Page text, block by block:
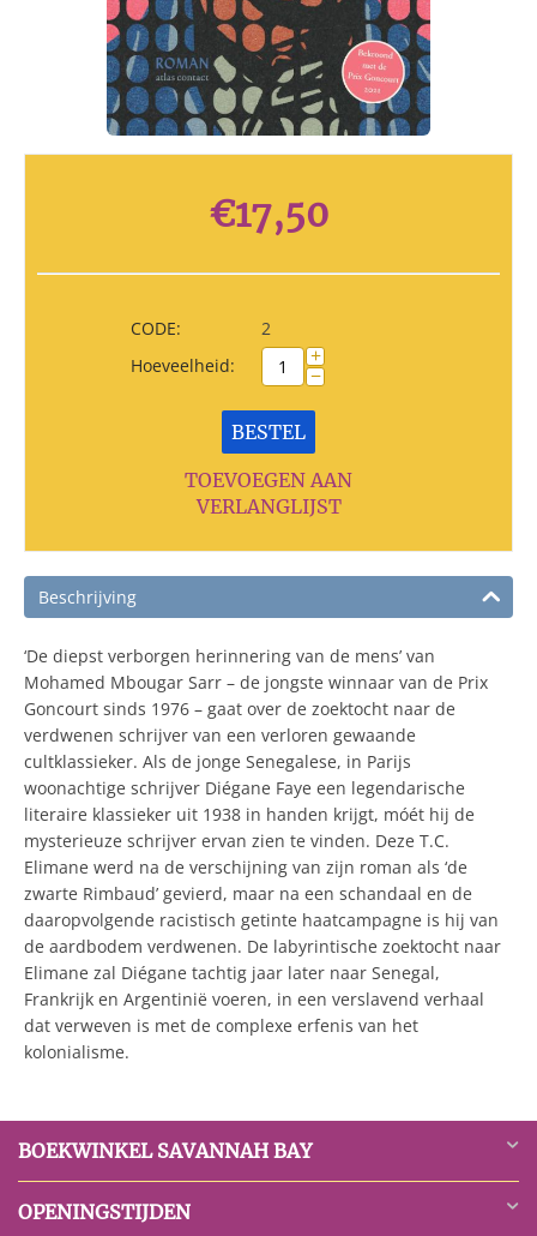
€17,50
CODE:
2
Hoeveelheid:
+
−
BESTEL
TOEVOEGEN AAN
VERLANGLIJST
Beschrijving
‘De diepst verborgen herinnering van de mens’ van
Mohamed Mbougar Sarr – de jongste winnaar van de Prix
Goncourt sinds 1976 – gaat over de zoektocht naar de
verdwenen schrijver van een verloren gewaande
cultklassieker. Als de jonge Senegalese, in Parijs
woonachtige schrijver Diégane Faye een legendarische
literaire klassieker uit 1938 in handen krijgt, móét hij de
mysterieuze schrijver ervan zien te vinden. Deze T.C.
Elimane werd na de verschijning van zijn roman als ‘de
zwarte Rimbaud’ gevierd, maar na een schandaal en de
daaropvolgende racistisch getinte haatcampagne is hij van
de aardbodem verdwenen. De labyrintische zoektocht naar
Elimane zal Diégane tachtig jaar later naar Senegal,
Frankrijk en Argentinië voeren, in een verslavend verhaal
dat verweven is met de complexe erfenis van het
kolonialisme.
BOEKWINKEL SAVANNAH BAY
OPENINGSTIJDEN